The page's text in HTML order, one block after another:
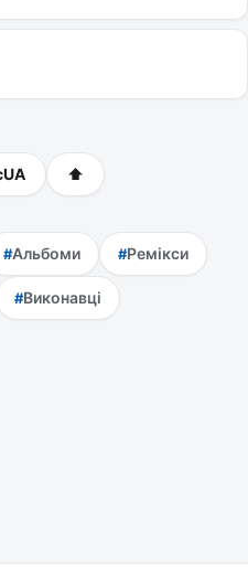
⬆
Альбоми Ремікси
Виконавці